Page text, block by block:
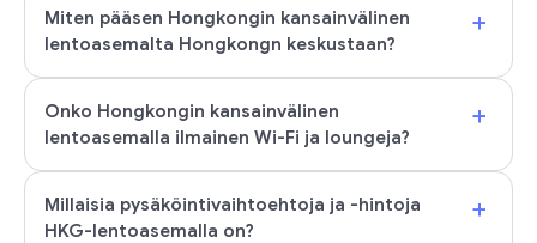
Miten pääsen Hongkongin kansainvälinen
lentoasemalta Hongkongn keskustaan?
+
Onko Hongkongin kansainvälinen
lentoasemalla ilmainen Wi-Fi ja loungeja?
+
Millaisia pysäköintivaihtoehtoja ja -hintoja
HKG-lentoasemalla on?
+